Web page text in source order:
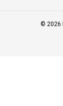
© 2026